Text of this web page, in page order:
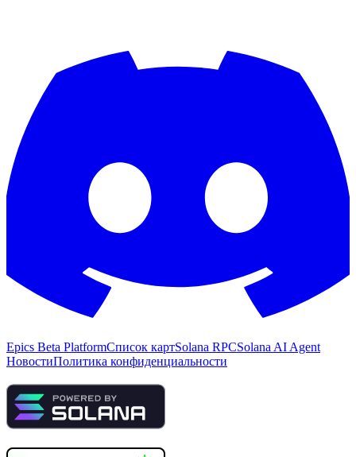
Epics Beta PlatformСписок картSolana RPCSolana AI Agent
НовостиПолитика конфиденциальности